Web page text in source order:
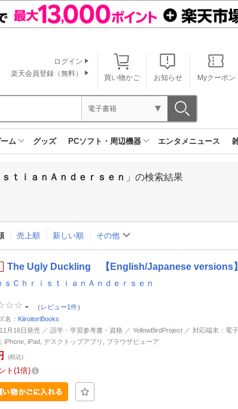
買い物かご お知らせ Myクーポン
ログイン
楽天会員登録（無料）
電子書籍
ム グッズ PCソフト・周辺機器 エンタメニュース
ｔｉａｎＡｎｄｅｒｓｅｎ 」の検索結果
売上順 新しい順 その他
The Ugly Duckling 【English/Japanese versions
ｓＣｈｒｉｓｔｉａｎＡｎｄｅｒｓｅｎ
- （ レビュー1件）
名： KiiroitoriBooks
月16日発売 ／ 語学・学習参考書・資格 ／ YellowBirdProject ／ 対応端末：電
iPhone, iPad, デスクトップアプリ, ブラウザビューア
(税込)
ト 1倍